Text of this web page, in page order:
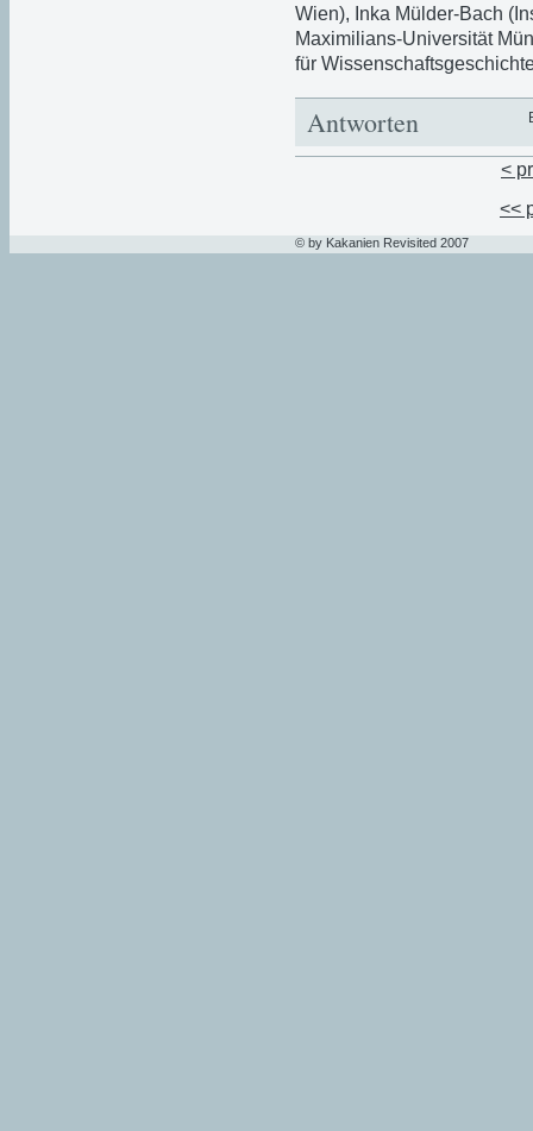
Wien), Inka Mülder-Bach
Maximilians-Universität
für
Antworten
<
<<
© by Kakanien Revisited 2007